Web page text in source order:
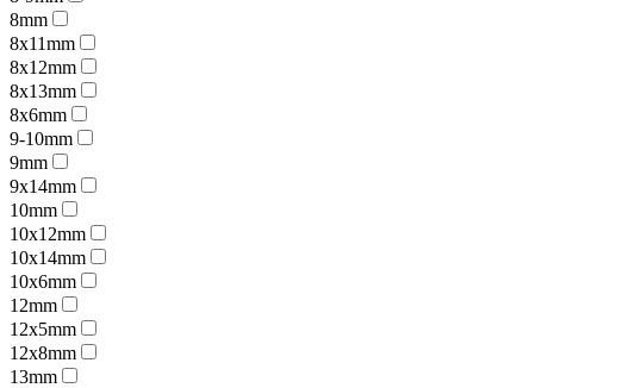
8mm
8x11mm
8x12mm
8x13mm
8x6mm
9-10mm
9mm
9x14mm
10mm
10x12mm
10x14mm
10x6mm
12mm
12x5mm
12x8mm
13mm